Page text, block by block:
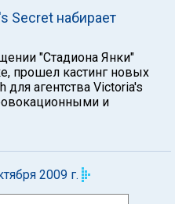
Secret набирает
"Стадиона Янки"
прошел кастинг новых
агентства Victoria's
и
2009 г.